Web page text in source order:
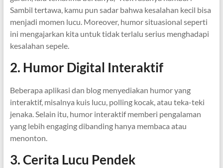
Sambil tertawa, kamu pun sadar bahwa kesalahan kecil bisa
menjadi momen lucu. Moreover, humor situasional seperti
ini mengajarkan kita untuk tidak terlalu serius menghadapi
kesalahan sepele.
2. Humor Digital Interaktif
Beberapa aplikasi dan blog menyediakan humor yang
interaktif, misalnya kuis lucu, polling kocak, atau teka-teki
jenaka. Selain itu, humor interaktif memberi pengalaman
yang lebih engaging dibanding hanya membaca atau
menonton.
3. Cerita Lucu Pendek